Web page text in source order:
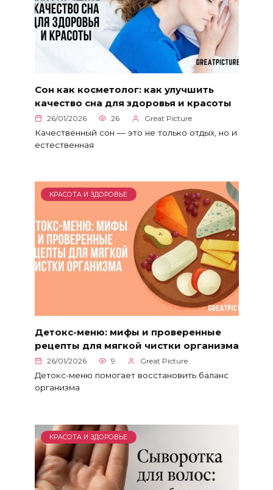
Сон как косметолог: как улучшить
качество сна для здоровья и красоты
26/01/2026 26 Great Picture
Качественный сон — это не только отдых, но и
естественная
КРАСОТА И ЗДОРОВЬЕ
Детокс-меню: мифы и проверенные
рецепты для мягкой чистки организма
26/01/2026 9 Great Picture
Детокс-меню помогает восстановить баланс
организма
КРАСОТА И ЗДОРОВЬЕ